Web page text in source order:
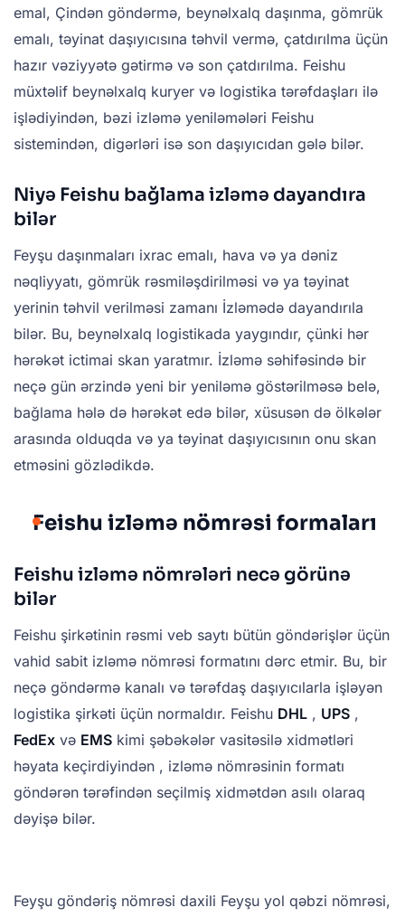
emal, Çindən göndərmə, beynəlxalq daşınma, gömrük
emalı, təyinat daşıyıcısına təhvil vermə, çatdırılma üçün
hazır vəziyyətə gətirmə və son çatdırılma. Feishu
müxtəlif beynəlxalq kuryer və logistika tərəfdaşları ilə
işlədiyindən, bəzi izləmə yeniləmələri Feishu
sistemindən, digərləri isə son daşıyıcıdan gələ bilər.
Niyə Feishu bağlama izləmə dayandıra
bilər
Feyşu daşınmaları ixrac emalı, hava və ya dəniz
nəqliyyatı, gömrük rəsmiləşdirilməsi və ya təyinat
yerinin təhvil verilməsi zamanı İzləmədə dayandırıla
bilər. Bu, beynəlxalq logistikada yaygındır, çünki hər
hərəkət ictimai skan yaratmır. İzləmə səhifəsində bir
neçə gün ərzində yeni bir yeniləmə göstərilməsə belə,
bağlama hələ də hərəkət edə bilər, xüsusən də ölkələr
arasında olduqda və ya təyinat daşıyıcısının onu skan
etməsini gözlədikdə.
Feishu izləmə nömrəsi formaları
Feishu izləmə nömrələri necə görünə
bilər
Feishu şirkətinin rəsmi veb saytı bütün göndərişlər üçün
vahid sabit izləmə nömrəsi formatını dərc etmir. Bu, bir
neçə göndərmə kanalı və tərəfdaş daşıyıcılarla işləyən
logistika şirkəti üçün normaldır. Feishu DHL , UPS ,
FedEx və EMS kimi şəbəkələr vasitəsilə xidmətləri
həyata keçirdiyindən , izləmə nömrəsinin formatı
göndərən tərəfindən seçilmiş xidmətdən asılı olaraq
dəyişə bilər.
Feyşu göndəriş nömrəsi daxili Feyşu yol qəbzi nömrəsi,